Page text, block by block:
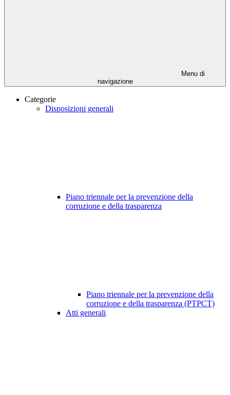
Menu di
navigazione
Categorie
Disposizioni generali
Piano triennale per la prevenzione della
corruzione e della trasparenza
Piano triennale per la prevenzione della
corruzione e della trasparenza (PTPCT)
Atti generali